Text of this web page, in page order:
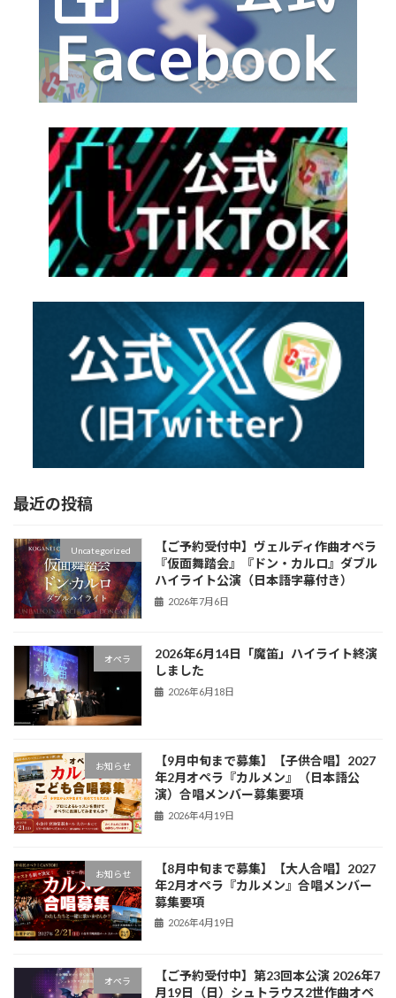
最近の投稿
Uncategorized
【ご予約受付中】ヴェルディ作曲オペラ
『仮面舞踏会』『ドン・カルロ』ダブル
ハイライト公演（日本語字幕付き）
2026年7月6日
オペラ
2026年6月14日「魔笛」ハイライト終演
しました
2026年6月18日
お知らせ
【9月中旬まで募集】【子供合唱】2027
年2月オペラ『カルメン』（日本語公
演）合唱メンバー募集要項
2026年4月19日
お知らせ
【8月中旬まで募集】【大人合唱】2027
年2月オペラ『カルメン』合唱メンバー
募集要項
2026年4月19日
オペラ
【ご予約受付中】第23回本公演 2026年7
月19日（日）シュトラウス2世作曲オペ